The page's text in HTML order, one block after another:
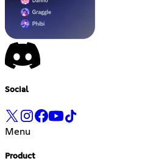
Social
Menu
Product